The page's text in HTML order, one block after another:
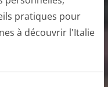
pratiques pour
à découvrir l'Italie